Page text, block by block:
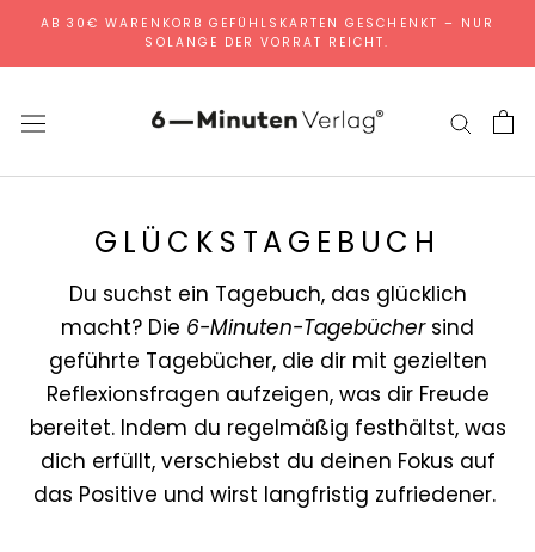
DirektAB 30€ WARENKORB GEFÜHLSKARTEN GESCHENKT – NUR
SOLANGE DER VORRAT REICHT.
GLÜCKSTAGEBUCH
Du suchst ein Tagebuch, das glücklich
macht? Die 6-Minuten-Tagebüchersind
geführte Tagebücher, die dir mit gezielten
Reflexionsfragen aufzeigen, was dir Freude
bereitet. Indem du regelmäßig festhältst, was
dich erfüllt, verschiebst du deinen Fokus auf
das Positive und wirst langfristig zufriedener.